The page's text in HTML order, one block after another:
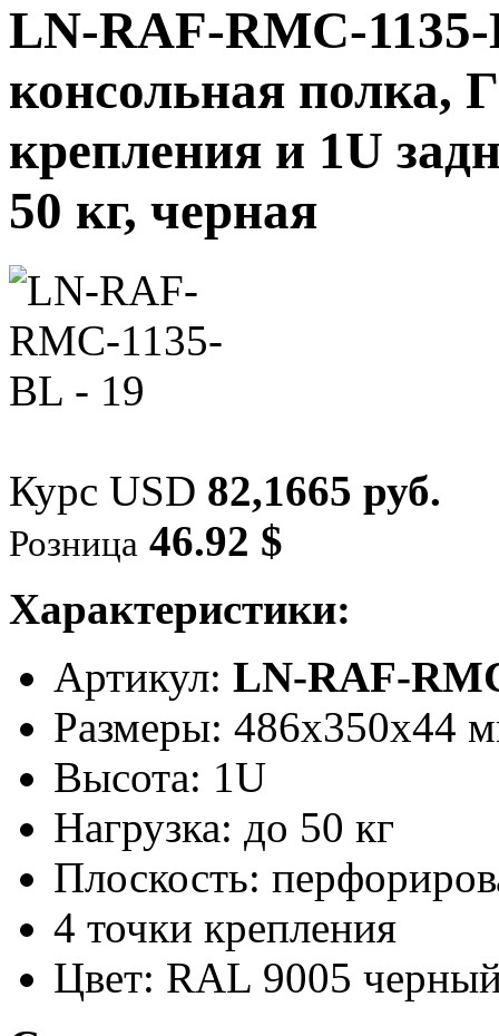
LN-RAF-RMC-
консольная полка,
крепления и 1U
50 кг, черная
Курс USD 82,1665 руб.
Розница 46.92 $
Характеристики:
Артикул: LN-RAF-
Размеры: 486x350x44
Высота: 1U
Нагрузка: до 50 кг
Плоскость:
4 точки крепления
Цвет: RAL 9005